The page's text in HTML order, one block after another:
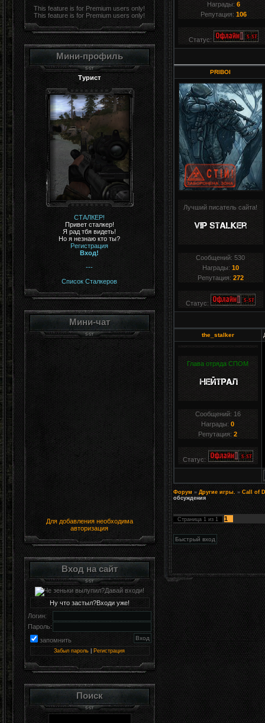
This feature is for Premium users only!
This feature is for Premium users only!
Мини-профиль
Турист
СТАЛКЕР!
Привет сталкер!
Я рад тбя видеть!
Но я незнаю кто ты?
Регистрация
Вход!
---
Список Сталкеров
Мини-чат
Для добавления необходима
авторизация
Вход на сайт
Ну что застыл?Входи уже!
Логин:
Пароль:
запомнить
Забыл пароль Регистрация
Поиск
Награды: 6
Репутация: 106
Статус:
PRIBOI
Лучший писатель сайта!
Сообщений:530
Награды: 10
Репутация: 272
Статус:
the_stalker
Глава отряда СПОМ
Сообщений: 16
Награды:0
Репутация:2
Статус:
Форум » Другие игры. » Call of
обсуждения
Страница 1 из 1 1